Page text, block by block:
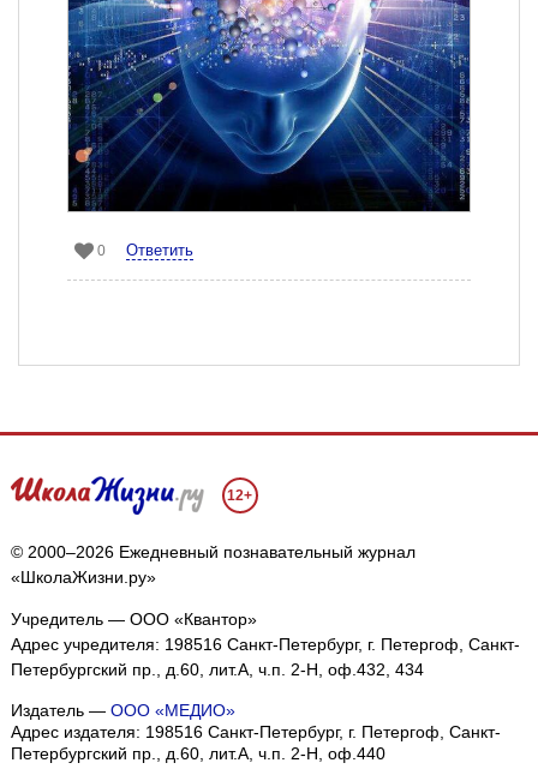
0 Ответить
12+
© 2000–2026 Ежедневный познавательный журнал
«ШколаЖизни.ру»
Учредитель — ООО «Квантор»
Адрес учредителя: 198516 Санкт-Петербург, г. Петергоф, Санкт-
Петербургский пр., д.60, лит.А, ч.п. 2-Н, оф.432, 434
Издатель — ООО «МЕДИО»
Адрес издателя: 198516 Санкт-Петербург, г. Петергоф, Санкт-
Петербургский пр., д.60, лит.А, ч.п. 2-Н, оф.440